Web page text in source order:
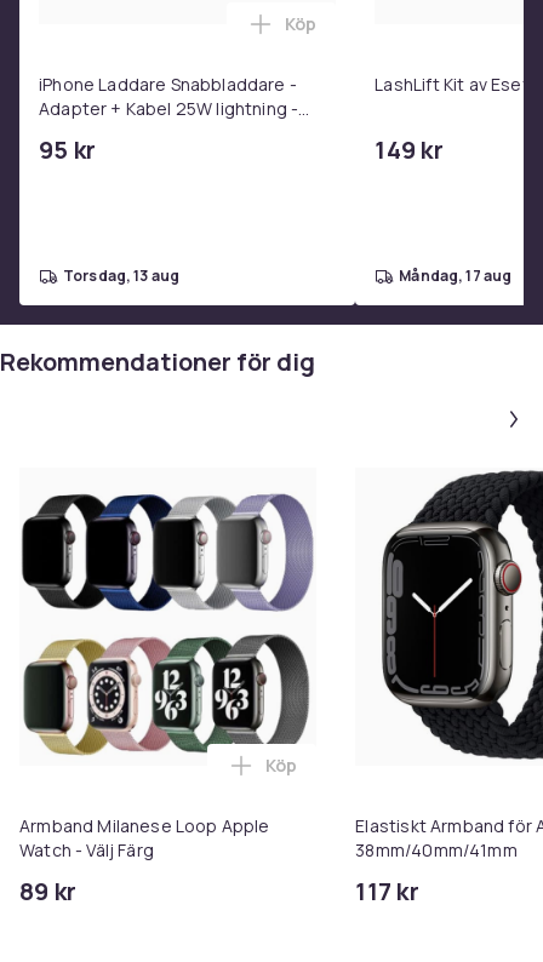
Produktsäkerhetsinformation
iPhone Laddare Snabbladdare -
Adapter + Kabel 25W lightning -
95 kr
Lägg till iPhone Laddare
Köp
torsdag, 13 aug
LashLift Kit av
149 kr
måndag, 17 aug
Rekommendationer för dig
Armband Milanese Loop Apple
Watch - Välj Färg
89 kr
Lägg till Armband Milanese
Köp
Elastiskt Armband för
38mm/40mm/41mm
117 kr